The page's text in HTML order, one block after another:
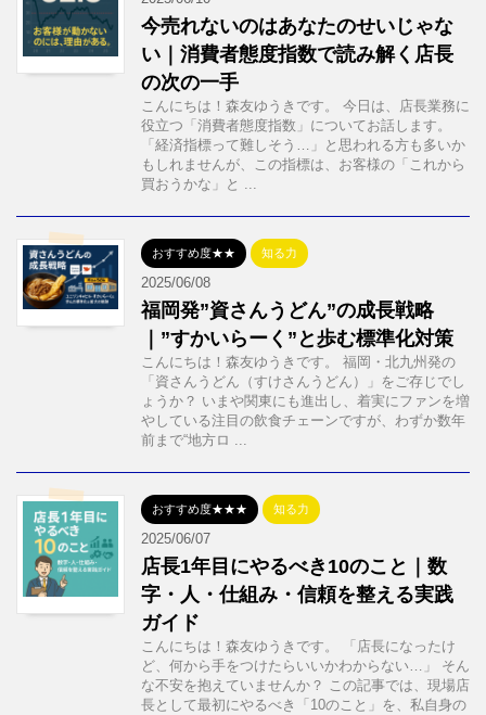
今売れないのはあなたのせいじゃな
い｜消費者態度指数で読み解く店長
の次の一手
こんにちは！森友ゆうきです。 今日は、店長業務に
役立つ「消費者態度指数」についてお話します。
「経済指標って難しそう…」と思われる方も多いか
もしれませんが、この指標は、お客様の「これから
買おうかな」と ...
おすすめ度★★ 知る力
2025/06/08
福岡発”資さんうどん”の成長戦略
｜”すかいらーく”と歩む標準化対策
こんにちは！森友ゆうきです。 福岡・北九州発の
「資さんうどん（すけさんうどん）」をご存じでし
ょうか？ いまや関東にも進出し、着実にファンを増
やしている注目の飲食チェーンですが、わずか数年
前まで“地方ロ ...
おすすめ度★★★ 知る力
2025/06/07
店長1年目にやるべき10のこと｜数
字・人・仕組み・信頼を整える実践
ガイド
こんにちは！森友ゆうきです。 「店長になったけ
ど、何から手をつけたらいいかわからない…」 そん
な不安を抱えていませんか？ この記事では、現場店
長として最初にやるべき「10のこと」を、私自身の